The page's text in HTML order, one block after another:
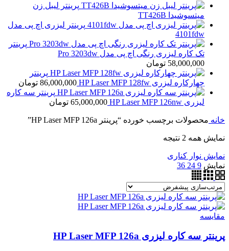
پرینتر لیبل زن
میتسوشیدا TT426B
پرینتر لیزری اچ پی مدل
4101fdw
پرینتر
تک کاره لیزری رنگی اچ پی مدل Pro 3203dw
58,000,000 تومان
پرینتر
چهارکاره لیزری HP Laser MFP 128fw
86,000,000 تومان
پرینتر سه کاره
لیزری HP Laser MFP 126nw
65,000,000 تومان
خانه محصولات برچسب خورده “پرینتر HP Laser MFP 126a”
نمایش همه 2 نتیجه
نمایش نوار کناری
نمایش 9
24
36
مقايسه
پرینتر سه کاره لیزری HP Laser MFP 126a